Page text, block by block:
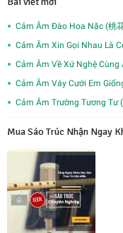
Cảm Âm Đào Hoa Nặc (桃
Cảm Âm Xin Gọi Nhau Là
Cảm Âm Về Xứ Nghệ
Cảm Âm Váy Cưới Em
Cảm Âm Trường Tương Tư
Mua Sáo Trúc Nhận Ngay